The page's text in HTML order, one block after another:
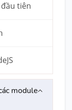
đầu tiên
module